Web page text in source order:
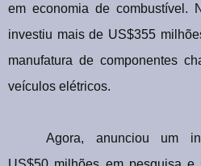
em economia de combustível.
investiu mais de US$355
manufatura de componentes
veículos elétricos.
Agora, anunciou um